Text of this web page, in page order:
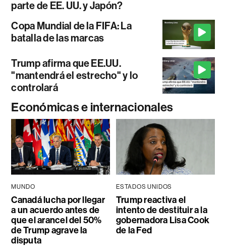
parte de EE. UU. y Japón?
Copa Mundial de la FIFA: La
batalla de las marcas
Trump afirma que EE.UU.
"mantendrá el estrecho" y lo
controlará
Económicas e internacionales
MUNDO
Canadá lucha por llegar
a un acuerdo antes de
que el arancel del 50%
de Trump agrave la
disputa
ESTADOS UNIDOS
Trump reactiva el
intento de destituir a la
gobernadora Lisa Cook
de la Fed